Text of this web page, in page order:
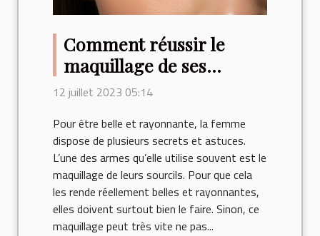
Comment réussir le
maquillage de ses
sourcils ?
12 juillet 2023 05:14
Pour être belle et rayonnante, la femme
dispose de plusieurs secrets et astuces.
L’une des armes qu’elle utilise souvent est le
maquillage de leurs sourcils. Pour que cela
les rende réellement belles et rayonnantes,
elles doivent surtout bien le faire. Sinon, ce
maquillage peut très vite ne pas...